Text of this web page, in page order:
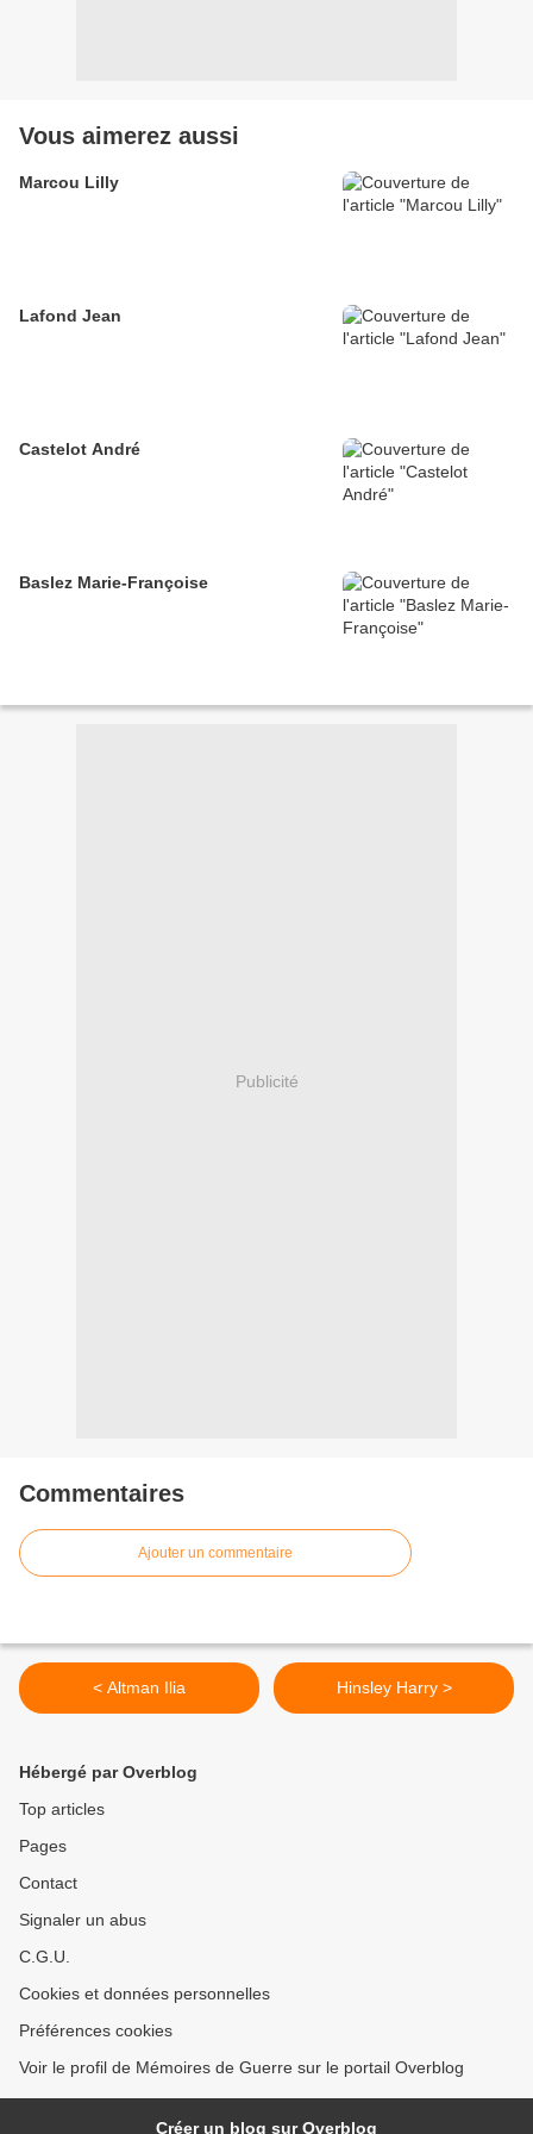
Vous aimerez aussi
Marcou Lilly
Lafond Jean
Castelot André
Baslez Marie-Françoise
Publicité
Commentaires
Ajouter un commentaire
< Altman Ilia Hinsley Harry >
Hébergé par Overblog
Top articles
Pages
Contact
Signaler un abus
C.G.U.
Cookies et données personnelles
Préférences cookies
Voir le profil de Mémoires de Guerre sur le portail Overblog
Créer un blog sur Overblog